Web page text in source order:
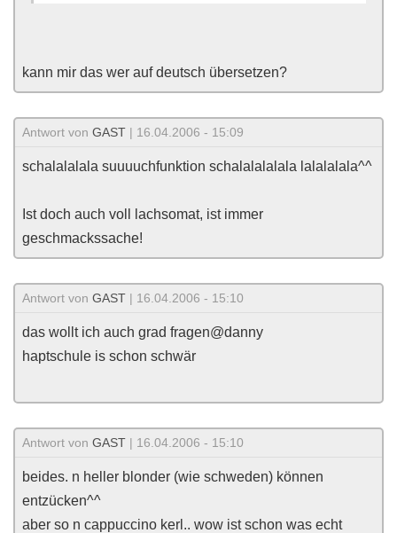
kann mir das wer auf deutsch übersetzen?
Antwort von GAST | 16.04.2006 - 15:09
schalalalala suuuuchfunktion schalalalalala lalalalala^^
Ist doch auch voll lachsomat, ist immer
geschmackssache!
Antwort von GAST | 16.04.2006 - 15:10
das wollt ich auch grad fragen@danny
haptschule is schon schwär
Antwort von GAST | 16.04.2006 - 15:10
beides. n heller blonder (wie schweden) können
entzücken^^
aber so n cappuccino kerl.. wow ist schon was echt